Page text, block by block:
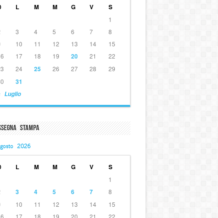
L M M G V S
Luglio
1
3 4 5 6 7
8
10 11 12 13 14
15
17 18 19 20 21
22
24 25 26 27 28
29
31
Stampa
2026
L M M G V S
1
3 4 5 6 7
8
10 11 12 13 14
15
17 18 19 20 21 22